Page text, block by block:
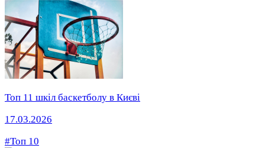
Топ 11 шкіл баскетболу в Києві
17.03.2026
#Топ 10